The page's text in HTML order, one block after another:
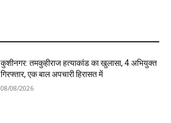
कुशीनगर: तमकुहीराज हत्याकांड का खुलासा, 4 अभियुक्त
गिरफ्तार, एक बाल अपचारी हिरासत में
08/08/2026